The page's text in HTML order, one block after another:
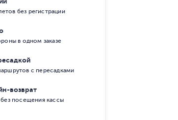
без регистрации
в одном заказе
с пересадками
возврат
без посещения кассы